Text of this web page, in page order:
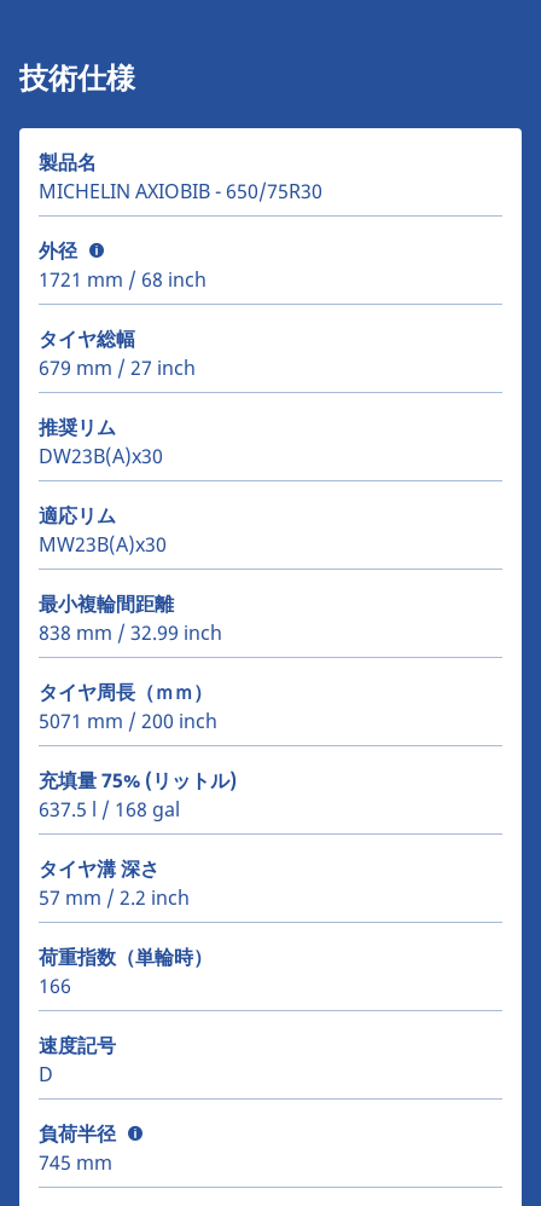
技術仕様
製品名
MICHELIN AXIOBIB - 650/75R30
外径
1721 mm / 68 inch
タイヤ総幅
679 mm / 27 inch
推奨リム
DW23B(A)x30
適応リム
MW23B(A)x30
最小複輪間距離
838 mm / 32.99 inch
タイヤ周長（ｍｍ）
5071 mm / 200 inch
充填量 75% (リットル)
637.5 l / 168 gal
タイヤ溝 深さ
57 mm / 2.2 inch
荷重指数（単輪時）
166
速度記号
D
負荷半径
745 mm